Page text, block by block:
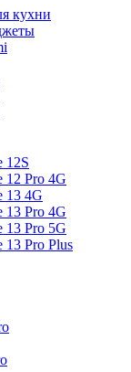
кухни
12S
12 Pro 4G
13 4G
13 Pro 4G
13 Pro 5G
13 Pro Plus